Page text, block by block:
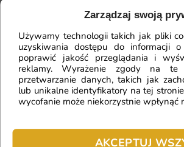
Zarządzaj swoją
Używamy technologii takich jak pliki
uzyskiwania dostępu do informacji
poprawić jakość przeglądania i
reklamy. Wyrażenie zgody na te
przetwarzanie danych, takich jak
lub unikalne identyfikatory na tej
wycofanie może niekorzystnie wpłynąć
AKCEPTUJ
Czy mogę zwrócić fototapetę?
Jak zamontować fototapetę? /
przygotować ścianę?